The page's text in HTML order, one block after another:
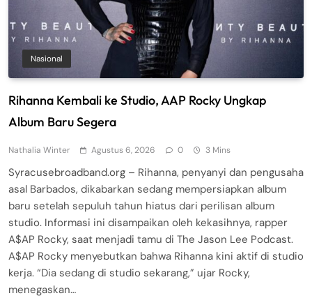
Nasional
Rihanna Kembali ke Studio, AAP Rocky Ungkap
Album Baru Segera
Nathalia Winter Agustus 6, 2026 0 3 Mins
Syracusebroadband.org – Rihanna, penyanyi dan pengusaha
asal Barbados, dikabarkan sedang mempersiapkan album
baru setelah sepuluh tahun hiatus dari perilisan album
studio. Informasi ini disampaikan oleh kekasihnya, rapper
A$AP Rocky, saat menjadi tamu di The Jason Lee Podcast.
A$AP Rocky menyebutkan bahwa Rihanna kini aktif di studio
kerja. “Dia sedang di studio sekarang,” ujar Rocky,
menegaskan…